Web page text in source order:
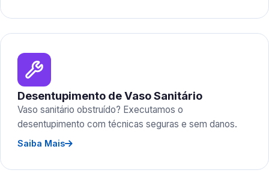
Desentupimento de Vaso Sanitário
Vaso sanitário obstruído? Executamos o
desentupimento com técnicas seguras e sem danos.
Saiba Mais